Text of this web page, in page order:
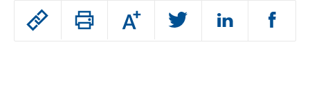
Passer
Augmenter
ou